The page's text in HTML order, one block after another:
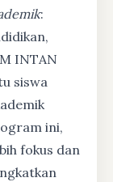
:
INTAN
siswa
ini,
fokus dan